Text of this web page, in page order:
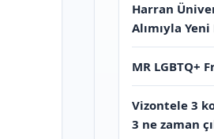
Harran
Alımıyla
MR LGBTQ+
Vizontele 3
3 ne zaman